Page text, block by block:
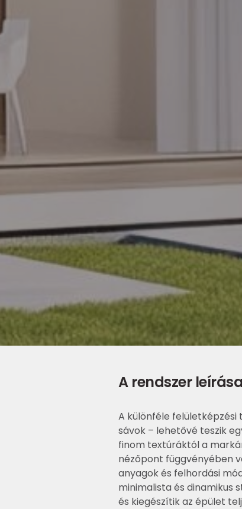
A rendszer
A különféle felületképzési
sávok – lehetővé teszik
finom textúráktól a
nézőpont függvényében
anyagok és felhordási
minimalista és dinamikus
és kiegészítik az épület